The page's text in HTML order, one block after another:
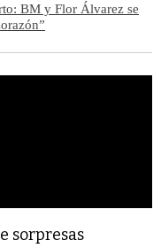
BM y Flor Álvarez se
sorpresas